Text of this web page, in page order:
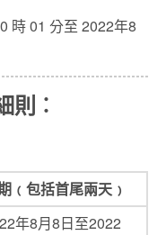
時 01 分至 2022年8
則︰
﹙包括首尾兩天﹚
年8月8日至2022